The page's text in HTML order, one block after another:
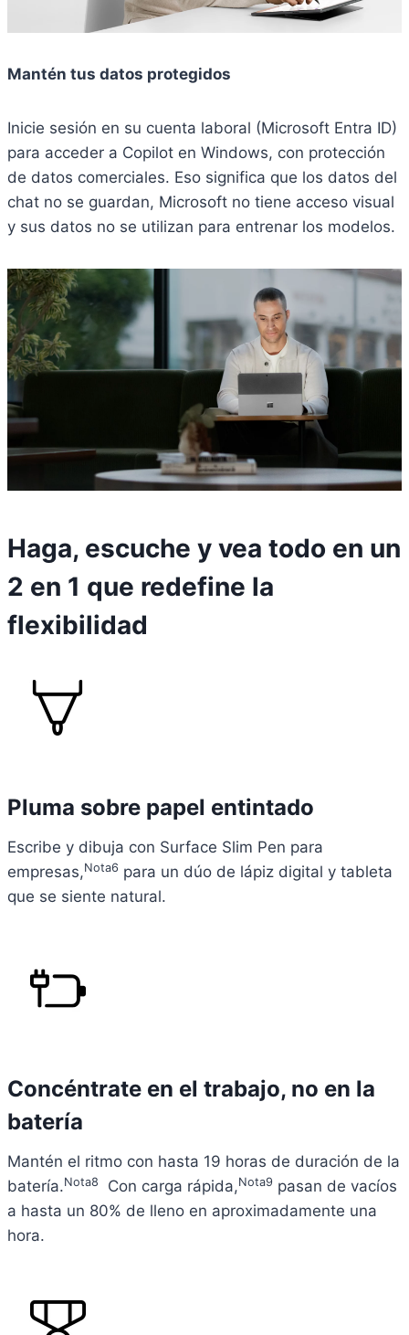
Mantén tus datos protegidos
Inicie sesión en su cuenta laboral (Microsoft Entra ID)
para acceder a Copilot en Windows, con protección
de datos comerciales. Eso significa que los datos del
chat no se guardan, Microsoft no tiene acceso visual
y sus datos no se utilizan para entrenar los modelos.
Haga, escuche y vea todo en un
2 en 1 que redefine la
flexibilidad
Pluma sobre papel entintado
Escribe y dibuja con Surface Slim Pen para
empresas,Nota6 para un dúo de lápiz digital y tableta
que se siente natural.
Concéntrate en el trabajo, no en la
batería
Mantén el ritmo con hasta 19 horas de duración de la
batería.Nota8 Con carga rápida,Nota9 pasan de vacíos
a hasta un 80% de lleno en aproximadamente una
hora.